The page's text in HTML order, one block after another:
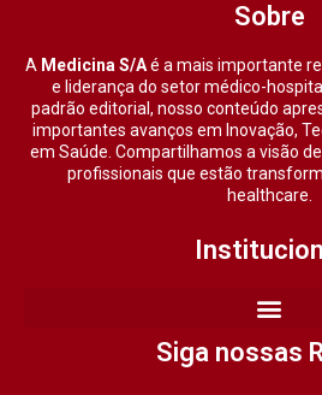
Sobre
A Medicina S/Aé a mais importante
e liderança do setor médico-
padrão editorial, nosso conteúdo
importantes avanços em Inovação,
em Saúde. Compartilhamos a visão
profissionais que estão
healthcare.
Siga nossas